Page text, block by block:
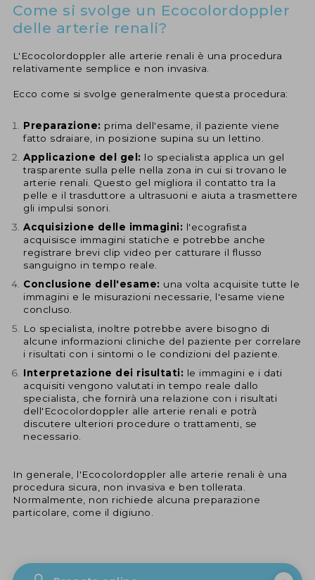
Come si svolge un Ecocolordoppler
delle arterie renali?
L'Ecocolordoppler alle arterie renali è una procedura
relativamente semplice e non invasiva.
Ecco come si svolge generalmente questa procedura:
Preparazione: prima dell'esame, il paziente viene
fatto sdraiare, in posizione supina su un lettino.
Applicazione del gel: lo specialista applica un gel
trasparente sulla pelle nella zona in cui si trovano le
arterie renali. Questo gel migliora il contatto tra la
pelle e il trasduttore a ultrasuoni e aiuta a trasmettere
gli impulsi sonori.
Acquisizione delle immagini: l'ecografista
acquisisce immagini statiche e potrebbe anche
registrare brevi clip video per catturare il flusso
sanguigno in tempo reale.
Conclusione dell'esame: una volta acquisite tutte le
immagini e le misurazioni necessarie, l'esame viene
concluso.
Lo specialista, inoltre potrebbe avere bisogno di
alcune informazioni cliniche del paziente per correlare
i risultati con i sintomi o le condizioni del paziente.
Interpretazione dei risultati: le immagini e i dati
acquisiti vengono valutati in tempo reale dallo
specialista, che fornirà una relazione con i risultati
dell'Ecocolordoppler alle arterie renali e potrà
discutere ulteriori procedure o trattamenti, se
necessario.
In generale, l'Ecocolordoppler alle arterie renali è una
procedura sicura, non invasiva e ben tollerata.
Normalmente, non richiede alcuna preparazione
particolare, come il digiuno.